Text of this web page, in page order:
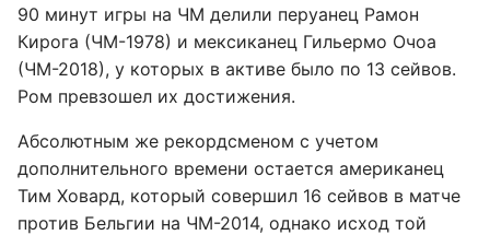
90 минут игры на ЧМ делили перуанец Рамон
Кирога (ЧМ-1978) и мексиканец Гильермо Очоа
(ЧМ-2018), у которых в активе было по 13 сейвов.
Ром превзошел их достижения.
Абсолютным же рекордсменом с учетом
дополнительного времени остается американец
Тим Ховард, который совершил 16 сейвов в матче
против Бельгии на ЧМ-2014, однако исход той